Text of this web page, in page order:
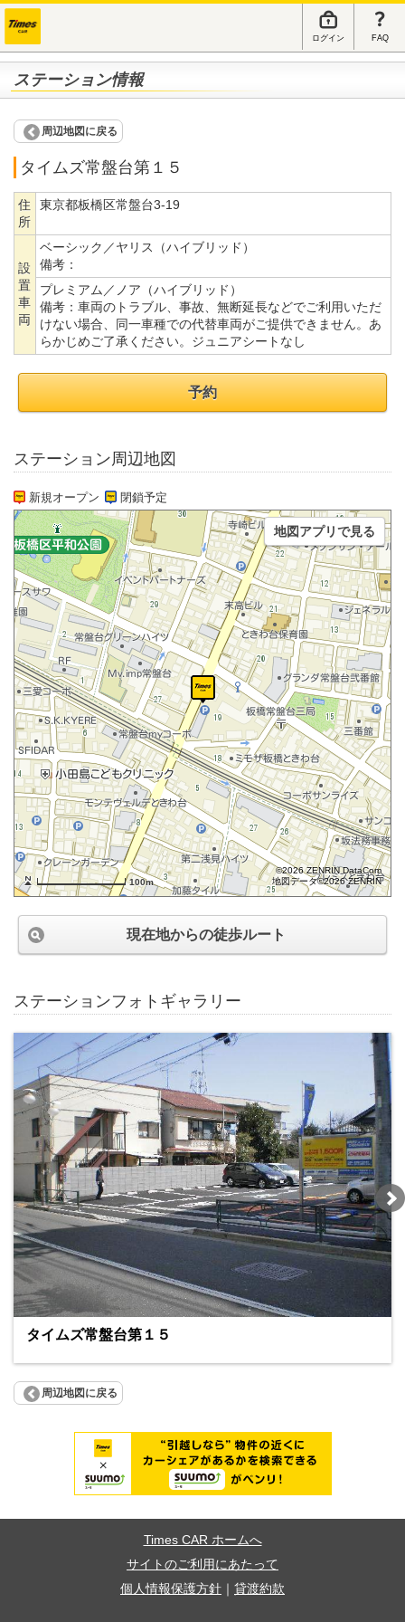
ログイン FAQ
ステーション情報
周辺地図に戻る
タイムズ常盤台第１５
住
所
東京都板橋区常盤台3-19
設
置
車
両
ベーシック／ヤリス（ハイブリッド）
備考：
プレミアム／ノア（ハイブリッド）
備考： 車両のトラブル、事故、無断延長などでご利用いただ
けない場合、同一車種での代替車両がご提供できません。あ
らかじめご了承ください。ジュニアシートなし
予約
ステーション周辺地図
新規オープン 閉鎖予定
100m
©2026 ZENRIN DataCom
地図データ©2026 ZENRIN
地図アプリで見る
現在地からの徒歩ルート
ステーションフォトギャラリー
タイムズ常盤台第１５
周辺地図に戻る
Times CAR ホームへ
サイトのご利用にあたって
個人情報保護方針
貸渡約款